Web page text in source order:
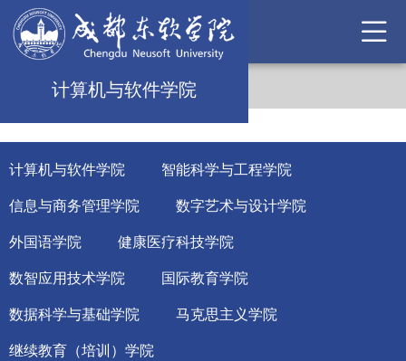
计算机与软件学院
计算机与软件学院 智能科学与工程学院
信息与商务管理学院 数字艺术与设计学院
外国语学院 健康医疗科技学院
数智应用技术学院 国际教育学院
数据科学与基础学院 马克思主义学院
继续教育（培训）学院